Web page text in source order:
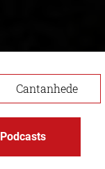
Cantanhede
Podcasts